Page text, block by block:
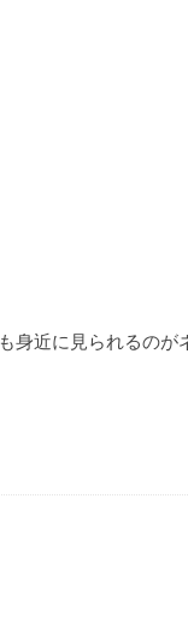
身近に見られるの